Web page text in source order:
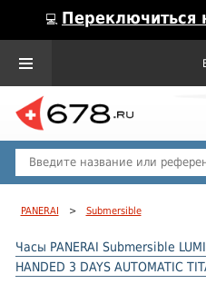
💻 Переключиться
PANERAI > Submersible
Часы PANERAI Submersible
HANDED 3 DAYS AUTOMATIC